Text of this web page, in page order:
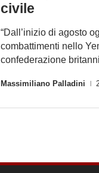
civile
“Dall’inizio di agosto
combattimenti nello
confederazione
Massimiliano Palladini